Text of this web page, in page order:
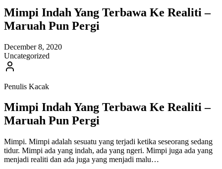
Mimpi Indah Yang Terbawa Ke Realiti –
Maruah Pun Pergi
December 8, 2020
Uncategorized
Penulis Kacak
Mimpi Indah Yang Terbawa Ke Realiti –
Maruah Pun Pergi
Mimpi. Mimpi adalah sesuatu yang terjadi ketika seseorang sedang
tidur. Mimpi ada yang indah, ada yang ngeri. Mimpi juga ada yang
menjadi realiti dan ada juga yang menjadi malu…